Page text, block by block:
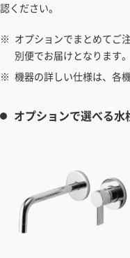
認ください。
オプションでまとめてご
別便でお届けとなります。
機器の詳しい仕様は、各
オプションで選べる水